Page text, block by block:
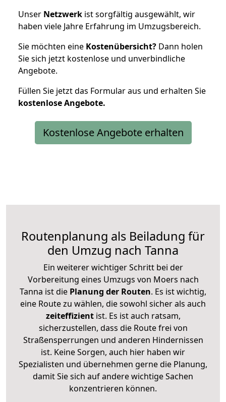
Unser Netzwerk ist sorgfältig ausgewählt, wir
haben viele Jahre Erfahrung im Umzugsbereich.
Sie möchten eine Kostenübersicht? Dann holen
Sie sich jetzt kostenlose und unverbindliche
Angebote.
Füllen Sie jetzt das Formular aus und erhalten Sie
kostenloseAngebote.
Kostenlose Angebote erhalten
Routenplanung als Beiladung für
den Umzug nach Tanna
Ein weiterer wichtiger Schritt bei der
Vorbereitung eines Umzugs von Moers nach
Tanna ist die Planung der Routen. Es ist wichtig,
eine Route zu wählen, die sowohl sicher als auch
zeiteffizientist. Es ist auch ratsam,
sicherzustellen, dass die Route frei von
Straßensperrungen und anderen Hindernissen
ist. Keine Sorgen, auch hier haben wir
Spezialisten und übernehmen gerne die Planung,
damit Sie sich auf andere wichtige Sachen
konzentrieren können.